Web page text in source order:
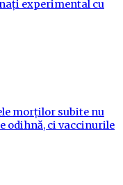
experimental cu
morților subite nu
odihnă, ci vaccinurile